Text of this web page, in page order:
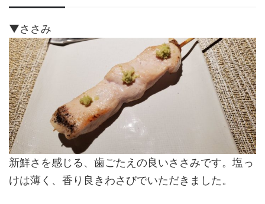
▼ささみ
新鮮さを感じる、歯ごたえの良いささみです。塩っ
けは薄く、香り良きわさびでいただきました。